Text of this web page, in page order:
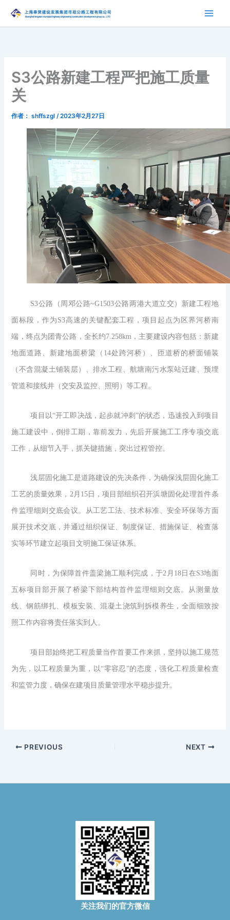
内
S3公路新建工程严把施工质量
关
作者： shffszgl/2023年2月27日
S3公路（周邓公路~G1503公路两港大道立交）新建工程地
面标段，作为S3高速的关键配套工程，项目起点为区界河桥南
端，终点为团青公路，全长约7.258km，主要建设内容包括：新建
地面道路、新建地面桥梁（14处跨河桥）、匝道桥的桥面铺装
（不含混凝土铺装层）、排水工程、航塘南污水泵站迁建、预埋
管道和接线井（交安及监控、照明）等工程。
项目以“开工即决战，起步就冲刺”的状态，迅速投入到项目
施工建设中，倒排工期，靠前发力，先后开展施工工序专项交底
工作，从细节入手，抓关键措施，突出过程管控。
浅层固化施工是道路建设的先决条件，为确保浅层固化施工
工艺的质量效果，2月15日，项目部组织召开浜塘固化处理首件条
件监理细则交底会议。从工艺工法、技术标准、安全环保等方面
展开技术交底，并通过组织保证、制度保证、措施保证、检查落
实等环节建立起项目文明施工保证体系。
同时，为保障首件盖梁施工顺利完成，于2月18日在S3地面
五标项目部开展了桥梁下部结构首件监理细则交底。从测量放
线、钢筋绑扎、模板安装、混凝土浇筑到拆模养生，全面细致按
照工作内容将责任落实到人。
项目部始终把工程质量当作首要工作来抓，坚持以施工规范
为先，以工程质量为重，以“零容忍”的态度，强化工程质量检查
和监管力度，确保在建项目质量管理水平稳步提升。
PREVIOUS NEXT
关注我们的官方微信